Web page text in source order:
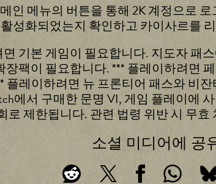
인 메뉴의 버튼을 통해 2K 계정으로
성화되었는지 확인하고 카이사르를
기본 게임이 필요합니다. 지도자 패
팩이 필요합니다. *** 플레이하려면
레이하려면 뉴 프론티어 패스와 비
에서 구매한 문명 VI, 게임 플레이
로 제한됩니다. 관련 법령 위반 시 무
소셜 미디어에 공